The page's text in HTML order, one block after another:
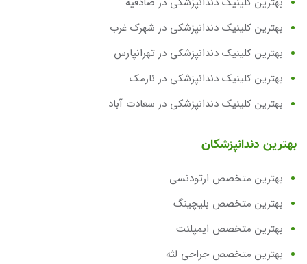
بهترین کلینیک دندانپزشکی در شهرک غرب
بهترین کلینیک دندانپزشکی در تهرانپارس
بهترین کلینیک دندانپزشکی در نارمک
بهترین کلینیک دندانپزشکی در سعادت آباد
بهترین دندانپزشکان
بهترین متخصص ارتودنسی
بهترین متخصص بلیچینگ
بهترین متخصص ایمپلنت
بهترین متخصص جراحی لثه